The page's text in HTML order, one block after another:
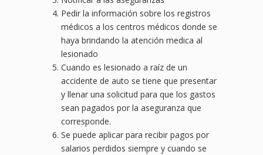
Pedir la información sobre los registros
médicos a los centros médicos donde se
haya brindando la atención medica al
lesionado
Cuando es lesionado a raíz de un
accidente de auto se tiene que presentar
y llenar una solicitud para que los gastos
sean pagados por la aseguranza que
corresponde.
Se puede aplicar para recibir pagos por
salarios perdidos siempre y cuando se